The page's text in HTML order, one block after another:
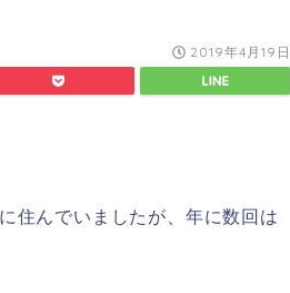
2019年4月19日
住んでいましたが、年に数回は